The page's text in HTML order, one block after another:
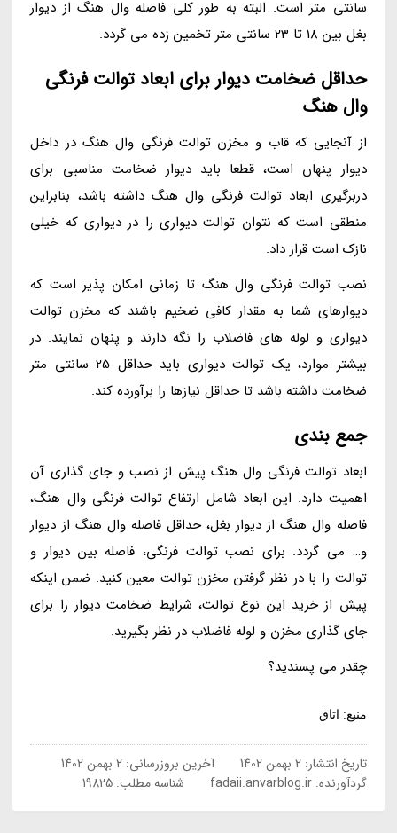
سانتی متر است. البته به طور کلی فاصله وال هنگ از دیوار
بغل بین 18 تا 23 سانتی متر تخمین زده می گردد.
حداقل ضخامت دیوار برای ابعاد توالت فرنگی
وال هنگ
از آنجایی که قاب و مخزن توالت فرنگی وال هنگ در داخل
دیوار پنهان است، قطعا باید دیوار ضخامت مناسبی برای
دربرگیری ابعاد توالت فرنگی وال هنگ داشته باشد، بنابراین
منطقی است که نتوان توالت دیواری را در دیواری که خیلی
نازک است قرار داد.
نصب توالت فرنگی وال هنگ تا زمانی امکان پذیر است که
دیوارهای شما به مقدار کافی ضخیم باشند که مخزن توالت
دیواری و لوله های فاضلاب را نگه دارند و پنهان نمایند. در
بیشتر موارد، یک توالت دیواری باید حداقل 25 سانتی متر
ضخامت داشته باشد تا حداقل نیازها را برآورده کند.
جمع بندی
ابعاد توالت فرنگی وال هنگ پیش از نصب و جای گذاری آن
اهمیت دارد. این ابعاد شامل ارتفاع توالت فرنگی وال هنگ،
فاصله وال هنگ از دیوار بغل، حداقل فاصله وال هنگ از دیوار
و… می گردد. برای نصب توالت فرنگی، فاصله بین دیوار و
توالت را با در نظر گرفتن مخزن توالت معین کنید. ضمن اینکه
پیش از خرید این نوع توالت، شرایط ضخامت دیوار را برای
جای گذاری مخزن و لوله فاضلاب در نظر بگیرید.
چقدر می پسندید؟
منبع: اتاق
تاریخ انتشار:2 بهمن 1402 آخرین بروزرسانی:2 بهمن 1402
گردآورنده:fadaii.anvarblog.ir شناسه مطلب: 19825